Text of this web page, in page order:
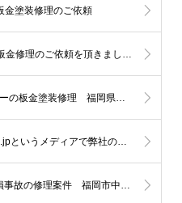
金塗装修理のご依頼
株式会社ContextJapanの料金相場.jpというメディアで弊社の紹介を頂きました。